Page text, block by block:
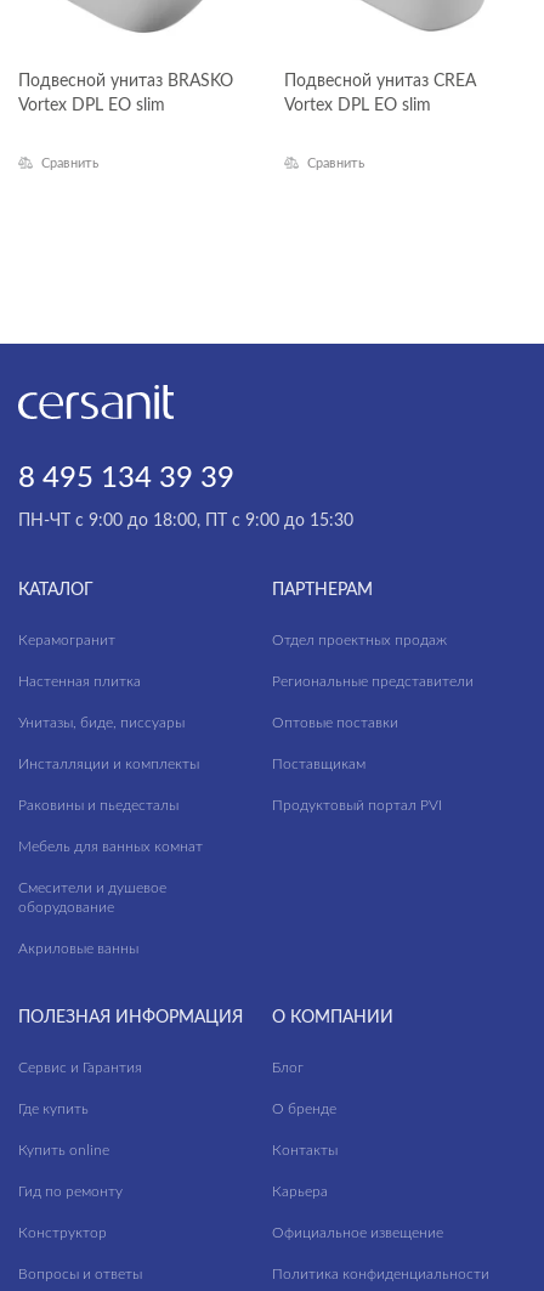
Подвесной унитаз BRASKO
Vortex DPL EO slim
Сравнить
Подвесной унитаз CREA
Vortex DPL EO slim
Сравнить
8 495 134 39 39
ПН-ЧТ с 9:00 до 18:00, ПТ с 9:00 до 15:30
КАТАЛОГ
Керамогранит
Настенная плитка
Унитазы, биде, писсуары
Инсталляции и комплекты
Раковины и пьедесталы
Мебель для ванных комнат
Смесители и душевое
оборудование
Акриловые ванны
ПАРТНЕРАМ
Отдел проектных продаж
Региональные представители
Оптовые поставки
Поставщикам
Продуктовый портал PVI
ПОЛЕЗНАЯ ИНФОРМАЦИЯ
Сервис и Гарантия
Где купить
Купить online
Гид по ремонту
Конструктор
Вопросы и ответы
О КОМПАНИИ
Блог
О бренде
Контакты
Карьера
Официальное извещение
Политика конфиденциальности